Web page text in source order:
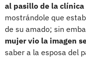
al pasillo de la clínica
mostrándole que
de su amado; sin
mujer vio la imagen
saber a la esposa del